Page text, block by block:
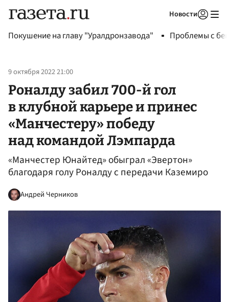
Новости
Покушение на главу "Уралдронзавода" Проблемы с
9 октября 2022 21:00
Роналду забил 700-й гол
в клубной карьере и принес
«Манчестеру» победу
над командой Лэмпарда
«Манчестер Юнайтед» обыграл «Эвертон»
благодаря голу Роналду с передачи Каземиро
Андрей Черников